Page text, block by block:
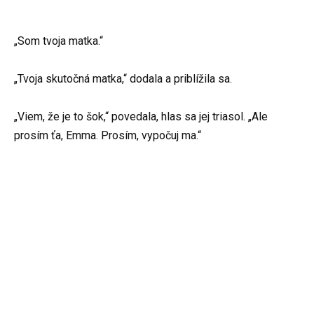
„Som tvoja matka.“
„Tvoja skutočná matka,“ dodala a priblížila sa.
„Viem, že je to šok,“ povedala, hlas sa jej triasol. „Ale
prosím ťa, Emma. Prosím, vypočuj ma.“